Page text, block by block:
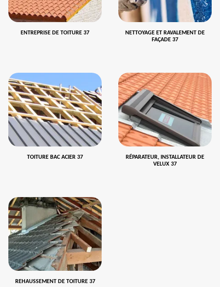
ENTREPRISE DE TOITURE 37
NETTOYAGE ET RAVALEMENT DE
FAÇADE 37
TOITURE BAC ACIER 37
RÉPARATEUR, INSTALLATEUR DE
VELUX 37
REHAUSSEMENT DE TOITURE 37